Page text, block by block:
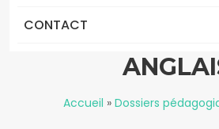
CONTACT
Accueil » Dossiers